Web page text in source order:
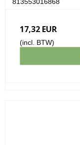
17,32 EUR
(incl. BTW)